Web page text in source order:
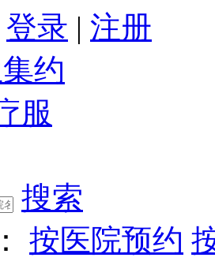
登录 | 注册
搜索
按医院预约